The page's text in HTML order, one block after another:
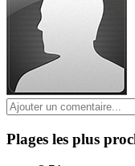
Plages les plus